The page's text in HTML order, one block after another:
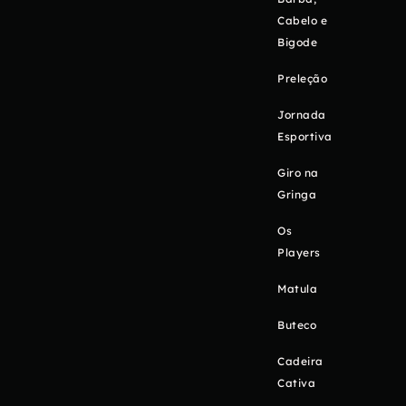
Cabelo e
Bigode
Preleção
Jornada
Esportiva
Giro na
Gringa
Os
Players
Matula
Buteco
Cadeira
Cativa